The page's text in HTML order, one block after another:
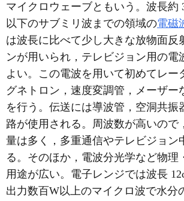
マイクロウェーブともいう。波長約
以下のサブミリ波までの領域の電磁
は波長に比べて少し大きな放物面反
ンが用いられ，テレビジョン用の電
よい。この電波を用いて初めてレー
グネトロン，速度変調管，メーザー
を行う。伝送には導波管，空洞共振
路が使用される。周波数が高いので
量は多く，多重通信やテレビジョン
る。そのほか，電波分光学など物理
用途が広い。電子レンジでは波長
出力数百W以上のマイクロ波で水分